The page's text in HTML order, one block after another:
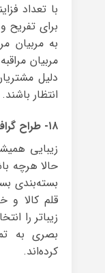
با تعداد
برای تفریح
به مربیان
مربیان
دلیل
انتظار باشند.
۱۸- طراح گرافیک
زیبایی
حالا هرچه
بسته‌بندی
قلم کالا و
زیباتر را
بصری به
کرده‌اند.